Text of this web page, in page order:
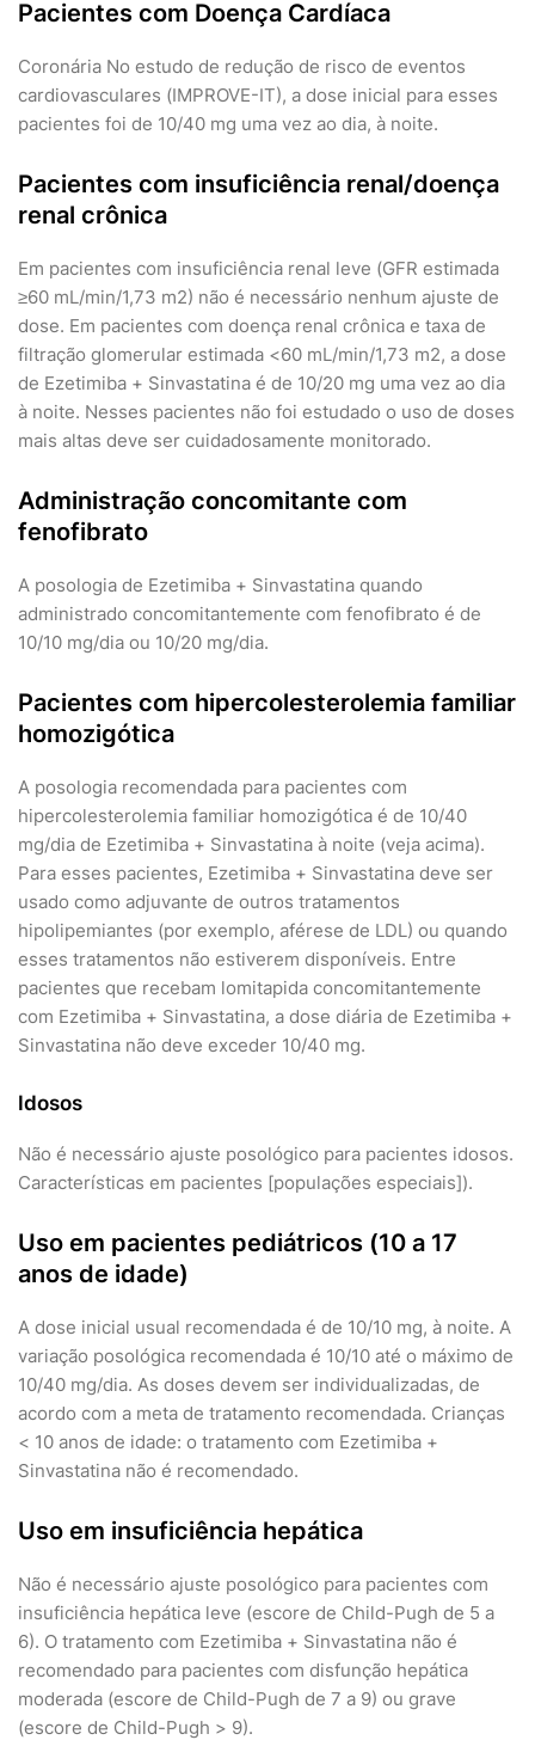
Pacientes com Doença Cardíaca
Coronária No estudo de redução de risco de eventos
cardiovasculares (IMPROVE-IT), a dose inicial para esses
pacientes foi de 10/40 mg uma vez ao dia, à noite.
Pacientes com insuficiência renal/doença
renal crônica
Em pacientes com insuficiência renal leve (GFR estimada
≥60 mL/min/1,73 m2) não é necessário nenhum ajuste de
dose. Em pacientes com doença renal crônica e taxa de
filtração glomerular estimada <60 mL/min/1,73 m2, a dose
de Ezetimiba + Sinvastatina é de 10/20 mg uma vez ao dia
à noite. Nesses pacientes não foi estudado o uso de doses
mais altas deve ser cuidadosamente monitorado.
Administração concomitante com
fenofibrato
A posologia de Ezetimiba + Sinvastatina quando
administrado concomitantemente com fenofibrato é de
10/10 mg/dia ou 10/20 mg/dia.
Pacientes com hipercolesterolemia familiar
homozigótica
A posologia recomendada para pacientes com
hipercolesterolemia familiar homozigótica é de 10/40
mg/dia de Ezetimiba + Sinvastatina à noite (veja acima).
Para esses pacientes, Ezetimiba + Sinvastatina deve ser
usado como adjuvante de outros tratamentos
hipolipemiantes (por exemplo, aférese de LDL) ou quando
esses tratamentos não estiverem disponíveis. Entre
pacientes que recebam lomitapida concomitantemente
com Ezetimiba + Sinvastatina, a dose diária de Ezetimiba +
Sinvastatina não deve exceder 10/40 mg.
Idosos
Não é necessário ajuste posológico para pacientes idosos.
Características em pacientes [populações especiais]).
Uso em pacientes pediátricos (10 a 17
anos de idade)
A dose inicial usual recomendada é de 10/10 mg, à noite. A
variação posológica recomendada é 10/10 até o máximo de
10/40 mg/dia. As doses devem ser individualizadas, de
acordo com a meta de tratamento recomendada. Crianças
< 10 anos de idade: o tratamento com Ezetimiba +
Sinvastatina não é recomendado.
Uso em insuficiência hepática
Não é necessário ajuste posológico para pacientes com
insuficiência hepática leve (escore de Child-Pugh de 5 a
6). O tratamento com Ezetimiba + Sinvastatina não é
recomendado para pacientes com disfunção hepática
moderada (escore de Child-Pugh de 7 a 9) ou grave
(escore de Child-Pugh > 9).